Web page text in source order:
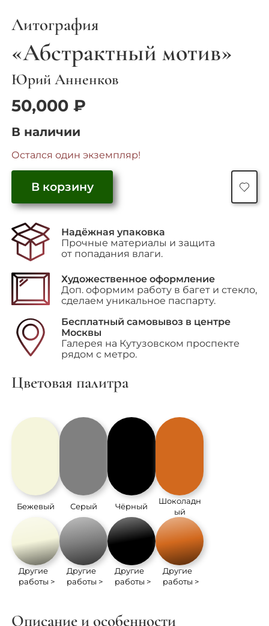
Литография
«Абстрактный мотив»
Юрий Анненков
50,000₽
В наличии
Остался один экземпляр!
В корзину
Надёжная упаковка
Прочные материалы и защита
от попадания влаги.
Художественное оформление
Доп. оформим работу в багет и стекло,
сделаем уникальное паспарту.
Бесплатный самовывоз в центре
Москвы
Галерея на Кутузовском проспекте
рядом с метро.
Цветовая палитра
Бежевый
Другие
работы >
Серый
Другие
работы >
Чёрный
Другие
работы >
Шоколадн
ый
Другие
работы >
Описание и особенности